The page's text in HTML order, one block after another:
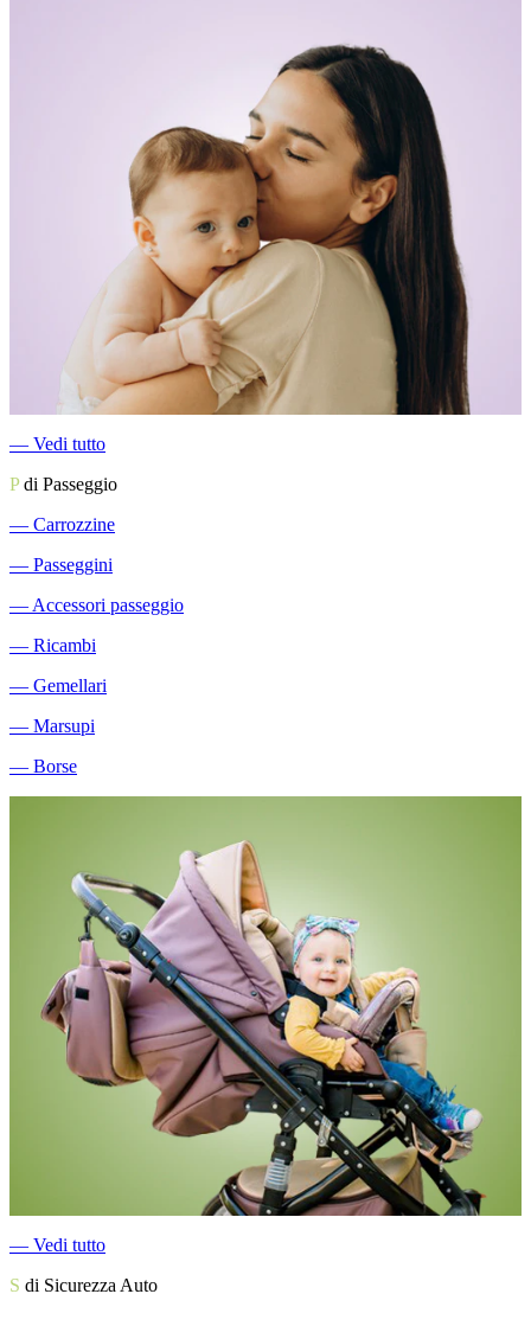
― Vedi tutto
Pdi Passeggio
― Carrozzine
― Passeggini
― Accessori passeggio
― Ricambi
― Gemellari
― Marsupi
― Borse
― Vedi tutto
S di Sicurezza Auto